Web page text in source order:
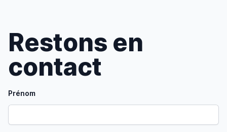
Restons en
contact
Prénom